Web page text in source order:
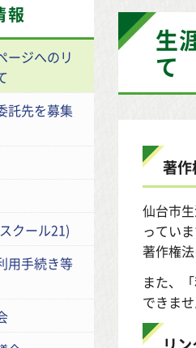
報
ージへのリ
託先を募集
クール21)
用手続き等
生
て
著作
仙台市
ってい
著作権
また、
できませ